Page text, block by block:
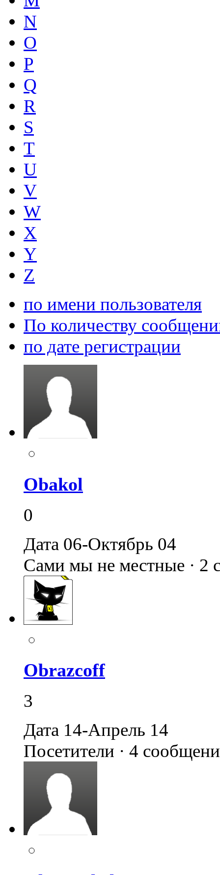
N
O
P
Q
R
S
T
U
V
W
X
Y
Z
по имени пользователя
По количеству
по дате регистрации
Obakol
0
Дата 06-Октябрь 04
Сами мы не местные · 2
Obrazcoff
3
Дата 14-Апрель 14
Посетители · 4